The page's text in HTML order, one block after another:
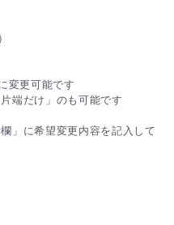
変更可能です
端だけ」のも可能です
」に希望変更内容を記入して